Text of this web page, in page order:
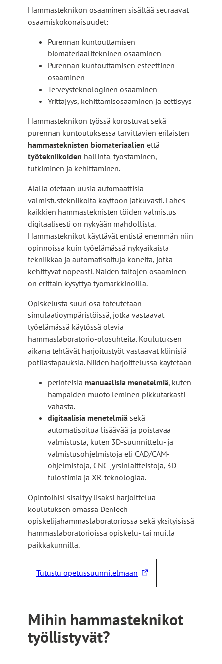
Hammasteknikon osaaminen sisältää seuraavat
osaamiskokonaisuudet:
Purennan kuntouttamisen
biomateriaalitekninen osaaminen
Purennan kuntouttamisen esteettinen
osaaminen
Terveysteknologinen osaaminen
Yrittäjyys, kehittämisosaaminen ja eettisyys
Hammasteknikon työssä korostuvat sekä
purennan kuntoutuksessa tarvittavien erilaisten
hammasteknisten biomateriaalien että
työtekniikoiden hallinta, työstäminen,
tutkiminen ja kehittäminen.
Alalla otetaan uusia automaattisia
valmistustekniikoita käyttöön jatkuvasti. Lähes
kaikkien hammasteknisten töiden valmistus
digitaalisesti on nykyään mahdollista.
Hammasteknikot käyttävät entistä enemmän niin
opinnoissa kuin työelämässä nykyaikaista
tekniikkaa ja automatisoituja koneita, jotka
kehittyvät nopeasti. Näiden taitojen osaaminen
on erittäin kysyttyä työmarkkinoilla.
Opiskelusta suuri osa toteutetaan
simulaatioympäristöissä, jotka vastaavat
työelämässä käytössä olevia
hammaslaboratorio-olosuhteita. Koulutuksen
aikana tehtävät harjoitustyöt vastaavat kliinisiä
potilastapauksia. Niiden harjoittelussa käytetään
perinteisiä manuaalisia menetelmiä, kuten
hampaiden muotoileminen pikkutarkasti
vahasta.
digitaalisia menetelmiä sekä
automatisoitua lisäävää ja poistavaa
valmistusta, kuten 3D-suunnittelu- ja
valmistusohjelmistoja eli CAD/CAM-
ohjelmistoja, CNC-jyrsinlaitteistoja, 3D-
tulostimia ja XR-teknologiaa.
Opintoihisi sisältyy lisäksi harjoittelua
koulutuksen omassa DenTech -
opiskelijahammaslaboratoriossa sekä yksityisissä
hammaslaboratorioissa opiskelu- tai muilla
paikkakunnilla.
Tutustu opetussuunnitelmaan
L
i
k
k
i
Mihin hammasteknikot
työllistyvät?